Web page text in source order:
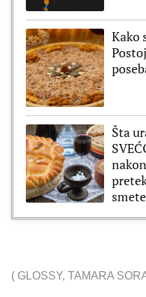
Kako
Šta
( GLOSSY, TAMARA